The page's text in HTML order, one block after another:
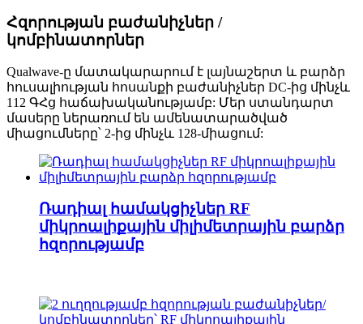
Հզորության բաժանիչներ /
կոմբինատորներ
Qualwave-ը մատակարարում է լայնաշերտ և բարձր
հուսալիության հոսանքի բաժանիչներ DC-ից մինչև
112 ԳՀց հաճախականությամբ: Մեր ստանդարտ
մասերը ներառում են ամենատարածված
միացումները՝ 2-ից մինչև 128-միացում:
Ռադիալ համակցիչներ RF
միկրոալիքային միլիմետրային բարձր
հզորությամբ